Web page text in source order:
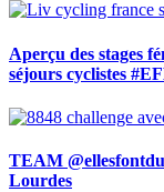
Aperçu des stages
séjours cyclistes
TEAM
Lourdes